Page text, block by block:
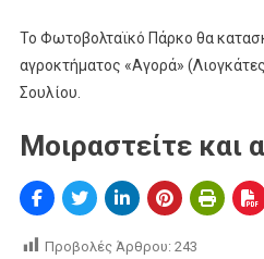
Το Φωτοβολταϊκό Πάρκο θα
αγροκτήματος «Αγορά»
Σουλίου.
Μοιραστείτε και
Προβολές Άρθρου: 243